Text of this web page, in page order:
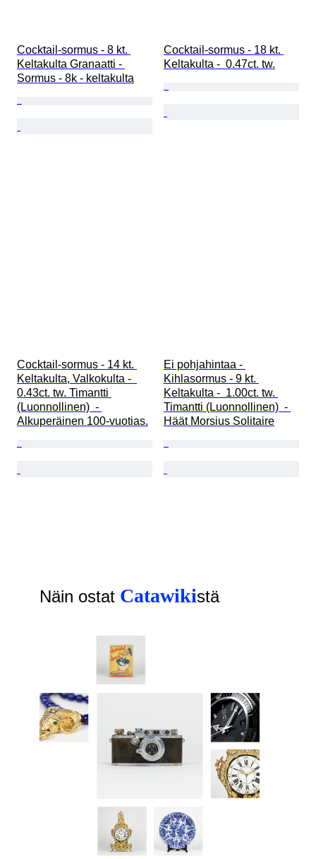
Cocktail-sormus - 8 kt.
Keltakulta Granaatti -
Sormus - 8k - keltakulta
Cocktail-sormus - 18 kt.
Keltakulta -  0.47ct. tw.
Cocktail-sormus - 14 kt.
Keltakulta, Valkokulta -
0.43ct. tw. Timantti
(Luonnollinen)  -
Alkuperäinen 100-vuotias.
Ei pohjahintaa -
Kihlasormus - 9 kt.
Keltakulta -  1.00ct. tw.
Timantti (Luonnollinen)  -
Häät Morsius Solitaire
Näin ostat Catawikistä